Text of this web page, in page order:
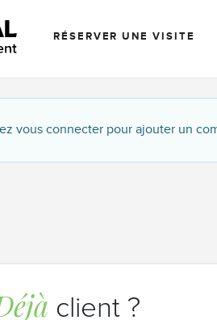
RÉSERVER UNE VISITE
vous connecter pour ajouter un
client ?